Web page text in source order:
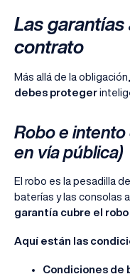
Las
contrato
Más allá de la
debes proteger
Robo e
en vía pública)
El robo es la pesadilla
baterías y las consolas
garantía cubre el
Aquí están las
Condiciones de